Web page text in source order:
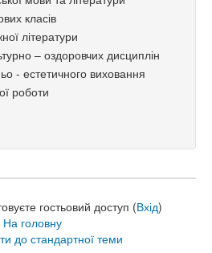
класів
літератури
– оздоровчих дисциплін
- естетичного виховання
роботи
гостьовий доступ (Вхід)
На головну
до стандартної теми